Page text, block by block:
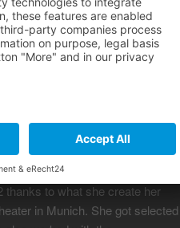
25 years old. She
Pereira, Matteo Carvone,
July 2021.She arrived
with her solo “In meinem
duet “Hut” October 202. She
thanks to what she create her
in Munich. She got selected